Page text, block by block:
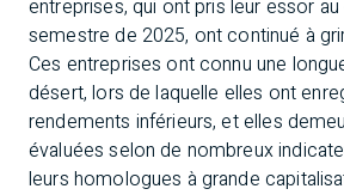
entreprises, qui ont pris leur essor
semestre de 2025, ont continué à
Ces entreprises ont connu une
désert, lors de laquelle elles ont
rendements inférieurs, et elles
évaluées selon de nombreux
leurs homologues à grande